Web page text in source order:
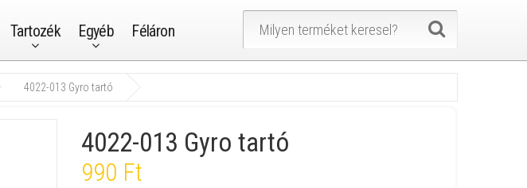
Tartozék Egyéb Féláron
4022-013 Gyro tartó
4022-013 Gyro tartó
990 Ft